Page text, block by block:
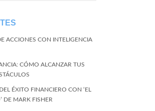
ACCIONES CON INTELIGENCIA
CÓMO ALCANZAR TUS
ÉXITO FINANCIERO CON ‘EL
DE MARK FISHER